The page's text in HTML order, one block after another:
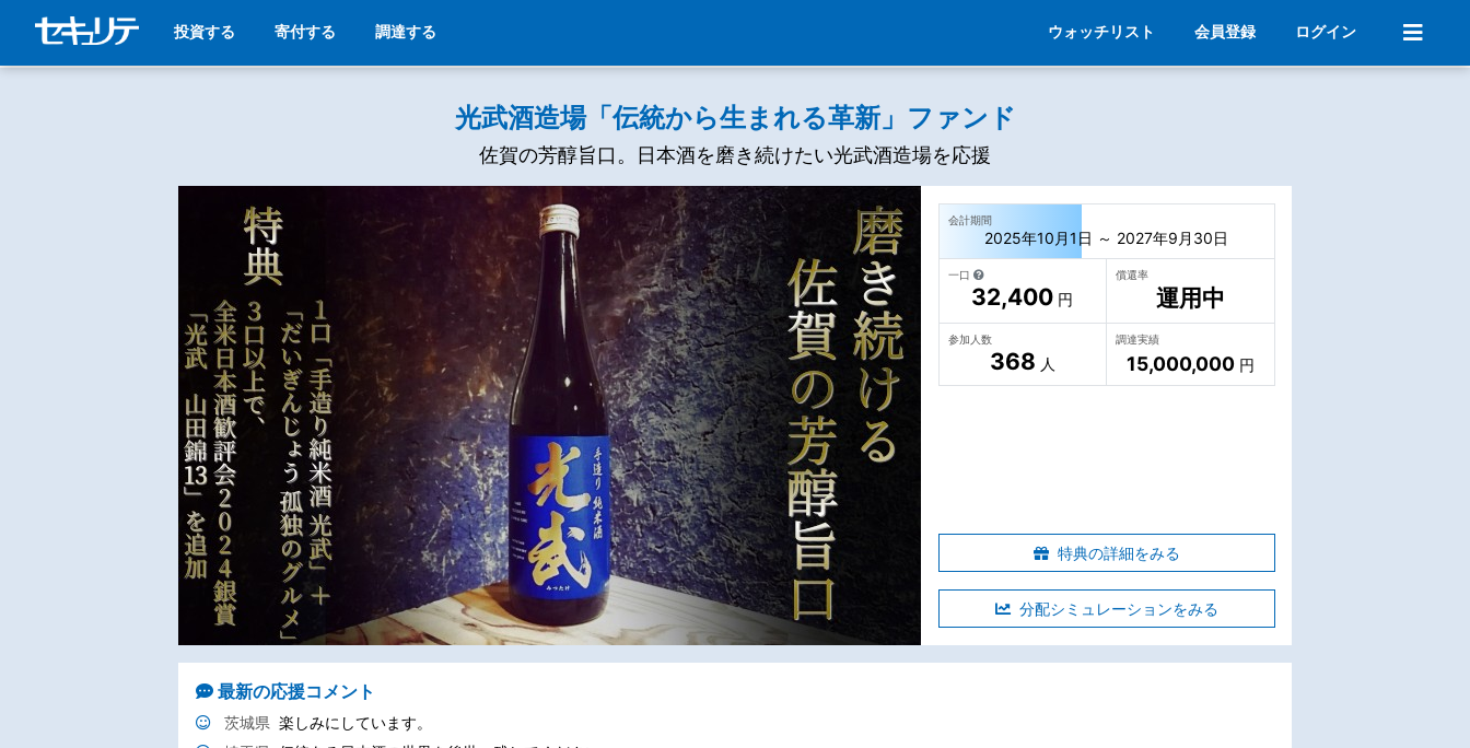
投資する 寄付する 調達する ウォッチリスト 会員登録 ログイン
光武酒造場「伝統から生まれる革新」ファンド
佐賀の芳醇旨口。日本酒を磨き続けたい光武酒造場を応援
会計期間
2025年10月1日 ～ 2027年9月30日
一口
32,400 円
償還率
運用中
参加人数
368 人
調達実績
15,000,000円
特典の詳細をみる
分配シミュレーションをみる
最新の応援コメント
茨城県 楽しみにしています。